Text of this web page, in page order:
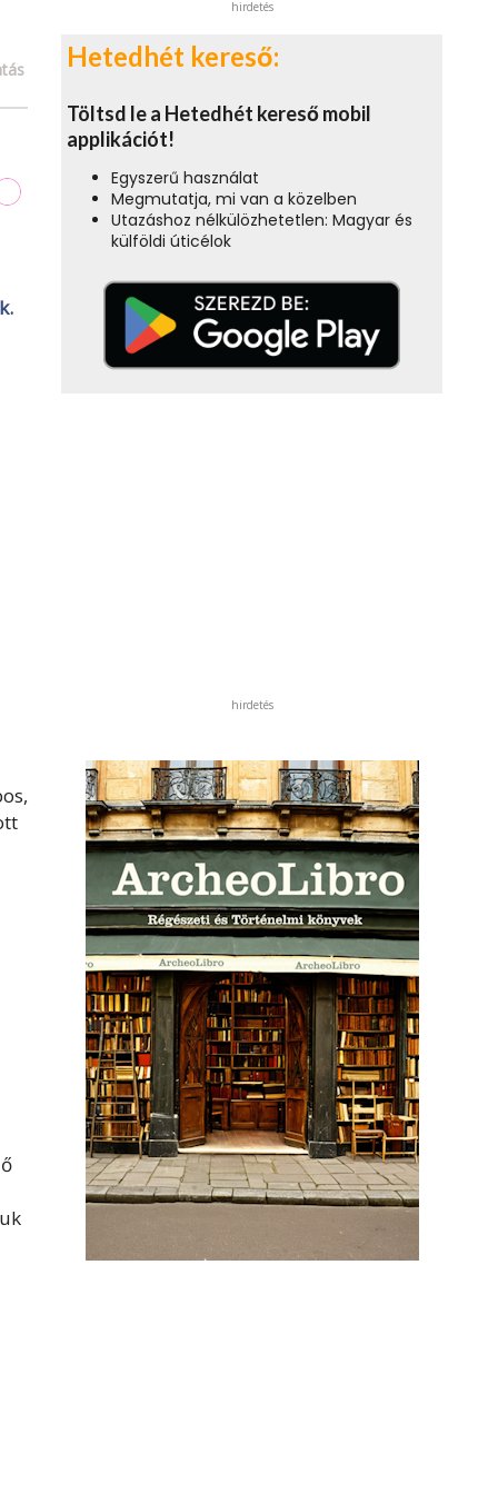
hirdetés
Hetedhét kereső:
Töltsd le a Hetedhét kereső mobil
applikációt!
Egyszerű használat
Megmutatja, mi van a közelben
Utazáshoz nélkülözhetetlen: Magyar és
külföldi úticélok
hirdetés